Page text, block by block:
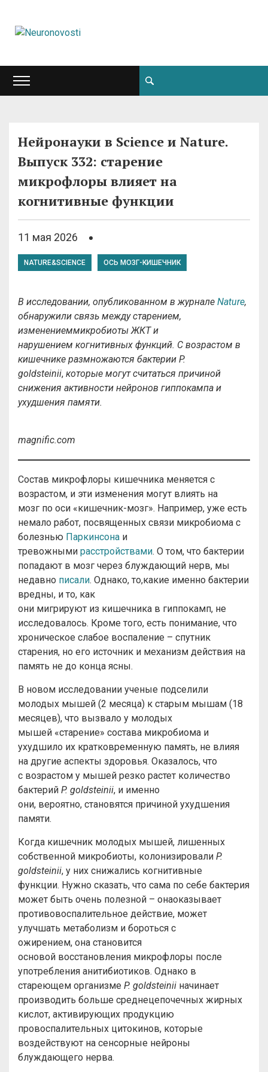
Нейронауки в Science и Nature.
Выпуск 332: старение
микрофлоры влияет на
когнитивные функции
11 мая 2026
NATURE&SCIENCE ОСЬ МОЗГ-КИШЕЧНИК
В исследовании, опубликованном в журнале Nature,
обнаружили связь междустарением,
изменениеммикробиоты ЖКТ и
нарушением когнитивных функций. С возрастом в
кишечнике размножаются бактерии P.
goldsteinii, которые могут считаться причиной
снижения активности нейронов гиппокампа и
ухудшения памяти.
magnific.com
Состав микрофлоры кишечника меняется с
возрастом, и эти изменения могут влиять на
мозг по оси «кишечник-мозг». Например, уже есть
немало работ, посвященных связи микробиома с
болезнью Паркинсона и
тревожными расстройствами. О том, что бактерии
попадают в мозг через блуждающий нерв, мы
недавно писали. Однако, то,какие именно бактерии
вредны, и то, как
они мигрируют из кишечника в гиппокамп, не
исследовалось. Кроме того, есть понимание, что
хроническое слабое воспаление – спутник
старения, но его источник и механизм действия на
память не до конца ясны.
В новом исследовании ученые подселили
молодых мышей (2 месяца) к старым мышам (18
месяцев), что вызвало у молодых
мышей «старение» состава микробиома и
ухудшило их кратковременную память, не влияя
на другие аспекты здоровья. Оказалось, что
с возрастом у мышей резко растет количество
бактерий P. goldsteinii, и именно
они, вероятно, становятся причиной ухудшения
памяти.
Когда кишечник молодых мышей, лишенных
собственной микробиоты, колонизировали P.
goldsteinii, у них снижались когнитивные
функции. Нужно сказать, что сама по себе бактерия
может быть очень полезной – онаоказывает
противовоспалительное действие, может
улучшать метаболизм и бороться с
ожирением, она становится
основой восстановления микрофлоры после
употребления анитибиотиков. Однако в
стареющем организме P. goldsteinii начинает
производить больше среднецепочечных жирных
кислот, активирующих продукцию
провоспалительных цитокинов, которые
воздействуют на сенсорные нейроны
блуждающего нерва.